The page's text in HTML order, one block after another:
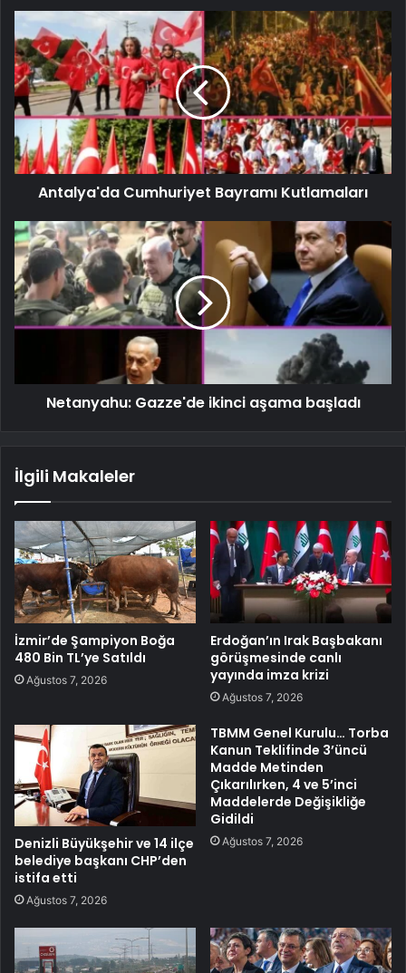
Antalya'da Cumhuriyet Bayramı Kutlamaları
Netanyahu: Gazze'de ikinci aşama başladı
İlgili Makaleler
İzmir’de Şampiyon Boğa
480 Bin TL’ye Satıldı
Ağustos 7, 2026
Erdoğan’ın Irak Başbakanı
görüşmesinde canlı
yayında imza krizi
Ağustos 7, 2026
Denizli Büyükşehir ve 14 ilçe
belediye başkanı CHP’den
istifa etti
Ağustos 7, 2026
TBMM Genel Kurulu… Torba
Kanun Teklifinde 3’üncü
Madde Metinden
Çıkarılırken, 4 ve 5’inci
Maddelerde Değişikliğe
Gidildi
Ağustos 7, 2026